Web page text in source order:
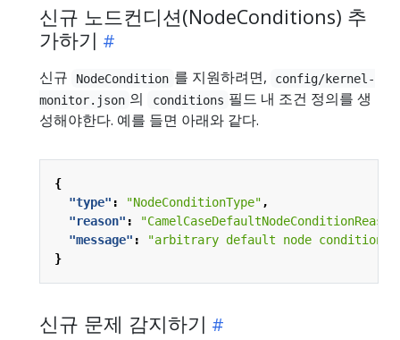
신규 노드컨디션(NodeConditions) 추
가하기
신규 NodeCondition 를 지원하려면,
config/kernel-
monitor.json 의 conditions 필드 내 조건 정의를 생
성해야한다. 예를 들면 아래와 같다.
{
"type" : "NodeConditionType",
"reason" :
"message" :
"arbitrary default node condition
}
신규 문제 감지하기